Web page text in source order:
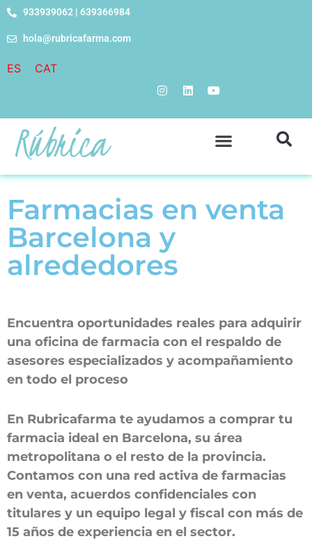
933939062 | 639366984
hola@rubricafarma.com
ES CAT
Farmacias en venta
Barcelona y
alrededores
Encuentra oportunidades reales para adquirir
una oficina de farmacia con el respaldo de
asesores especializados y acompañamiento
en todo el proceso
En Rubricafarma te ayudamos a comprar tu
farmacia ideal en Barcelona, su área
metropolitana o el resto de la provincia.
Contamos con una red activa de farmacias
en venta, acuerdos confidenciales con
titulares y un equipo legal y fiscal con más de
15 años de experiencia en el sector.